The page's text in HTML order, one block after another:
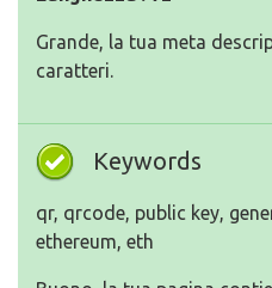
Grande, la tua meta
caratteri.
Keywords
qr, qrcode, public key,
ethereum, eth